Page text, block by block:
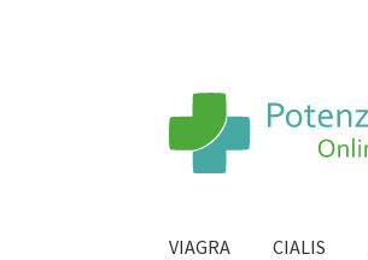
VIAGRA CIALIS